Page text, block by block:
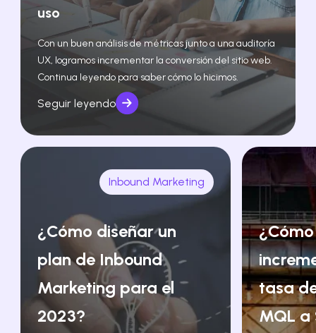
uso
Con un buen análisis de métricas junto a una auditoría
UX, logramos incrementar la conversión del sitio web.
Continua leyendo para saber cómo lo hicimos.
Seguir leyendo
Inbound Marketing
¿Cómo diseñar un
plan de Inbound
Marketing para el
2023?
¿Cómo
tasa
MQL a